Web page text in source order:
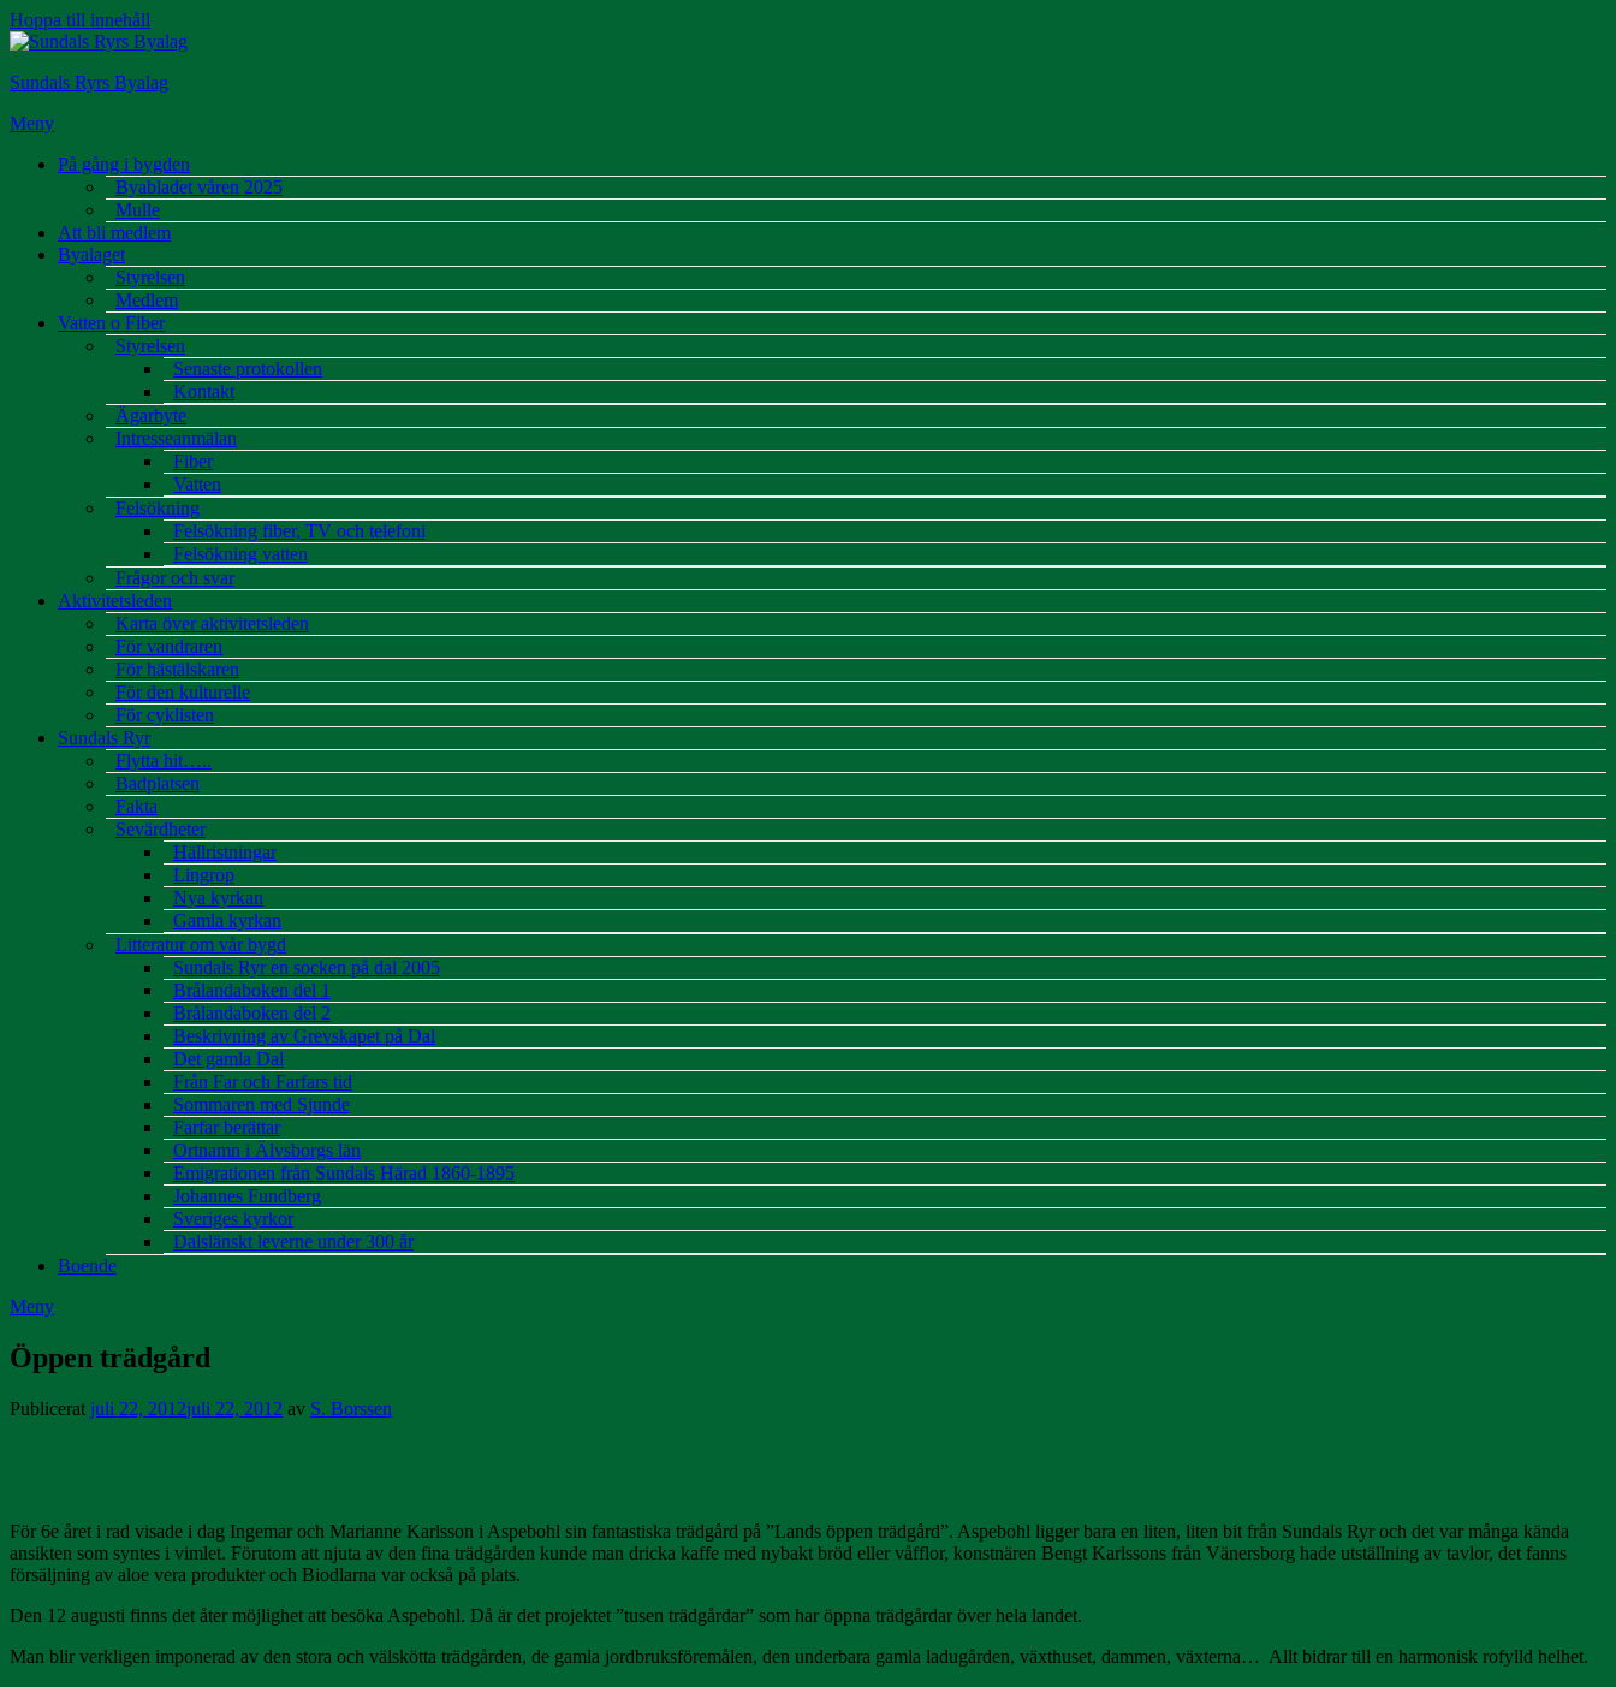
Hoppa till innehåll
Sundals Ryrs Byalag
Meny
På gång i bygden
Byabladet våren 2025
Mulle
Att bli medlem
Byalaget
Styrelsen
Medlem
Vatten o Fiber
Styrelsen
Senaste protokollen
Kontakt
Ägarbyte
Intresseanmälan
Fiber
Vatten
Felsökning
Felsökning fiber, TV och telefoni
Felsökning vatten
Frågor och svar
Aktivitetsleden
Karta över aktivitetsleden
För vandraren
För hästälskaren
För den kulturelle
För cyklisten
Sundals Ryr
Flytta hit…..
Badplatsen
Fakta
Sevärdheter
Hällristningar
Lingrop
Nya kyrkan
Gamla kyrkan
Litteratur om vår bygd
Sundals Ryr en socken på dal 2005
Brålandaboken del 1
Brålandaboken del 2
Beskrivning av Grevskapet på Dal
Det gamla Dal
Från Far och Farfars tid
Sommaren med Sjunde
Farfar berättar
Ortnamn i Älvsborgs län
Emigrationen från Sundals Härad 1860-1895
Johannes Fundberg
Sveriges kyrkor
Dalslänskt leverne under 300 år
Boende
Meny
Öppen trädgård
Publicerat juli 22, 2012juli 22, 2012 av S. Borssen
För 6e året i rad visade i dag Ingemar och Marianne Karlsson i Aspebohl sin fantastiska trädgård på ”Lands öppen trädgård”. Aspebohl ligger bara en liten, liten bit från Sundals Ryr och det var många kända
ansikten som syntes i vimlet. Förutom att njuta av den fina trädgården kunde man dricka kaffe med nybakt bröd eller våfflor, konstnären Bengt Karlssons från Vänersborg hade utställning av tavlor, det fanns
försäljning av aloe vera produkter och Biodlarna var också på plats.
Den 12 augusti finns det åter möjlighet att besöka Aspebohl. Då är det projektet ”tusen trädgårdar” som har öppna trädgårdar över hela landet.
Man blir verkligen imponerad av den stora och välskötta trädgården, de gamla jordbruksföremålen, den underbara gamla ladugården, växthuset, dammen, växterna… Allt bidrar till en harmonisk rofylld helhet.